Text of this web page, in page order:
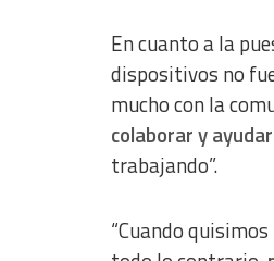
En cuanto a la
dispositivos no
mucho con la
colaborar y
trabajando”.
“Cuando